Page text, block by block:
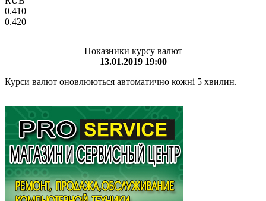
0.410
0.420
Показники курсу валют
13.01.2019 19:00
Курси валют оновлюються автоматично кожні 5 хвилин.